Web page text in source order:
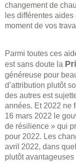
changement de
les différentes
moment de vos
Parmi toutes ces
est sans doute la
généreuse pour
d’attribution plutôt
des autres est
années. Et 2022 ne
16 mars 2022 le
de résilience » qui
pour 2022. Les
avril 2022, dans
plutôt avantageuses